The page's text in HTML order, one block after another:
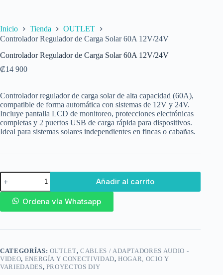
Inicio Tienda
OUTLET
Controlador Regulador de Carga Solar 60A 12V/24V
Controlador Regulador de Carga Solar 60A 12V/24V
₡14 900
Controlador regulador de carga solar de alta capacidad (60A),
compatible de forma automática con sistemas de 12V y 24V.
Incluye pantalla LCD de monitoreo, protecciones electrónicas
completas y 2 puertos USB de carga rápida para dispositivos.
Ideal para sistemas solares independientes en fincas o cabañas.
Añadir al carrito
Ordena vía Whatsapp
CATEGORÍAS: OUTLET,CABLES / ADAPTADORES AUDIO -
VIDEO, ENERGÍA Y CONECTIVIDAD,HOGAR, OCIO Y
VARIEDADES, PROYECTOS DIY